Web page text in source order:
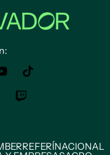
REFERÍNACIONAL